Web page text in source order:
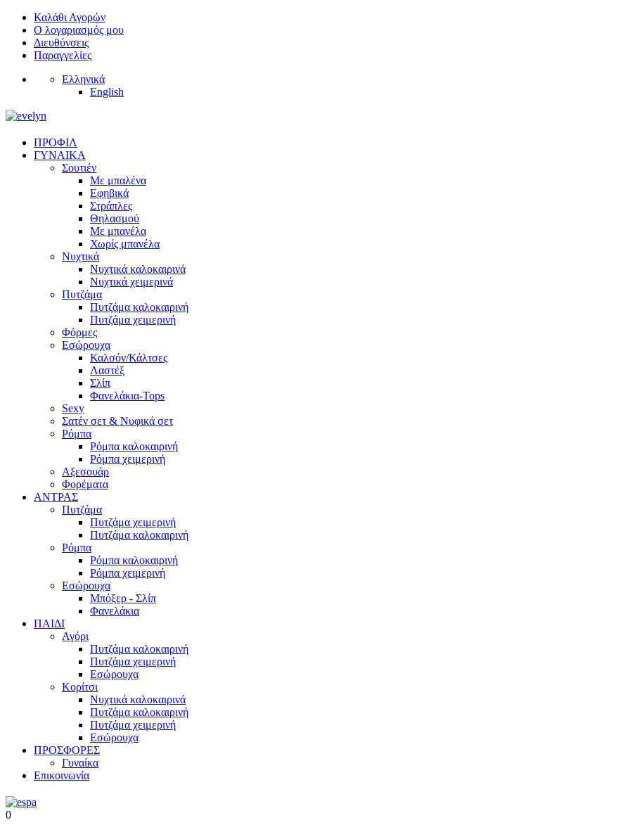
Καλάθι Αγορών
Ο λογαριασμός μου
Διευθύνσεις
Παραγγελίες
Ελληνικά
English
ΠΡΟΦΙΛ
ΓΥΝΑΙΚΑ
Σουτιέν
Με μπαλένα
Εφηβικά
Στράπλες
Θηλασμού
Με μπανέλα
Χωρίς μπανέλα
Νυχτικά
Νυχτικά καλοκαιρινά
Νυχτικά χειμερινά
Πυτζάμα
Πυτζάμα καλοκαιρινή
Πυτζάμα χειμερινή
Φόρμες
Εσώρουχα
Καλσόν/Κάλτσες
Λαστέξ
Σλίπ
Φανελάκια-Tops
Sexy
Σατέν σετ & Νυφικά σετ
Ρόμπα
Ρόμπα καλοκαιρινή
Ρόμπα χειμερινή
Αξεσουάρ
Φορέματα
ΑΝΤΡΑΣ
Πυτζάμα
Πυτζάμα χειμερινή
Πυτζάμα καλοκαιρινή
Ρόμπα
Ρόμπα καλοκαιρινή
Ρόμπα χειμερινή
Εσώρουχα
Μπόξερ - Σλίπ
Φανελάκια
ΠΑΙΔΙ
Αγόρι
Πυτζάμα καλοκαιρινή
Πυτζάμα χειμερινή
Εσώρουχα
Κορίτσι
Νυχτικά καλοκαιρινά
Πυτζάμα καλοκαιρινή
Πυτζάμα χειμερινή
Εσώρουχα
ΠΡΟΣΦΟΡΕΣ
Γυναίκα
Επικοινωνία
0